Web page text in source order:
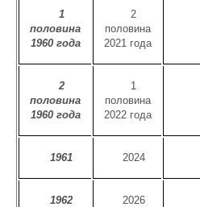
1
половина
1960 года
2
половина
2021 года
2
половина
1960 года
1
половина
2022 года
1961 2024
1962 2026